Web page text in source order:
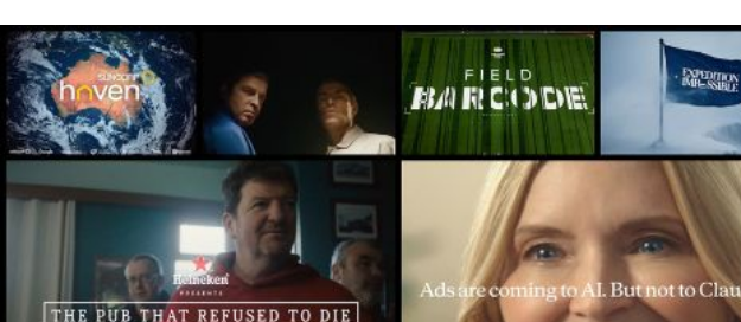
PUNTI VENDITA
CSR
STRATEGIE